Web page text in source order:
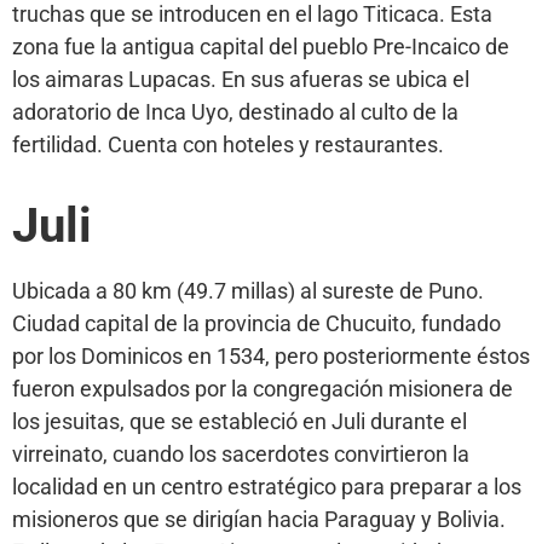
truchas que se introducen en el lago Titicaca. Esta
zona fue la antigua capital del pueblo Pre-Incaico de
los aimaras Lupacas. En sus afueras se ubica el
adoratorio de Inca Uyo, destinado al culto de la
fertilidad. Cuenta con hoteles y restaurantes.
Juli
Ubicada a 80 km (49.7 millas) al sureste de Puno.
Ciudad capital de la provincia de Chucuito, fundado
por los Dominicos en 1534, pero posteriormente éstos
fueron expulsados por la congregación misionera de
los jesuitas, que se estableció en Juli durante el
virreinato, cuando los sacerdotes convirtieron la
localidad en un centro estratégico para preparar a los
misioneros que se dirigían hacia Paraguay y Bolivia.